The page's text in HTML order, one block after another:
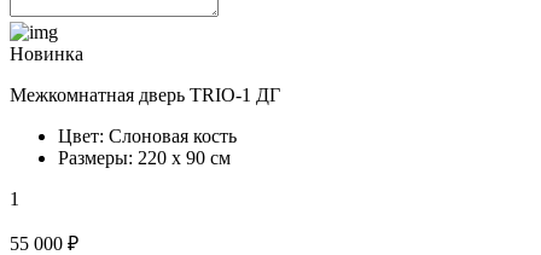
Новинка
Межкомнатная дверь TRIO-1 ДГ
Цвет: Слоновая кость
Размеры: 220 х 90 см
1
55 000 ₽